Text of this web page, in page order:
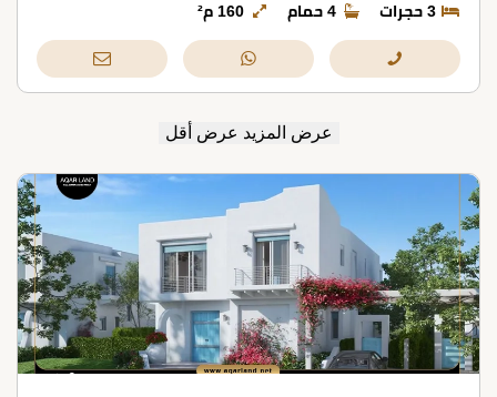
3 حجرات 4 حمام 160 م²
عرض المزيد عرض أقل